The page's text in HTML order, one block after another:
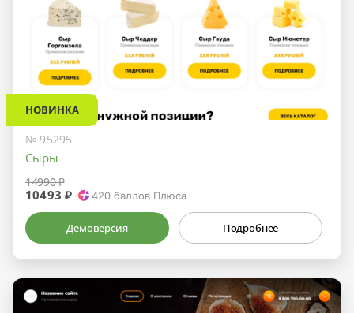
НОВИНКА
№ 95295
Сыры
14990 ₽
10493 ₽ 420 баллов Плюса
Демоверсия Подробнее